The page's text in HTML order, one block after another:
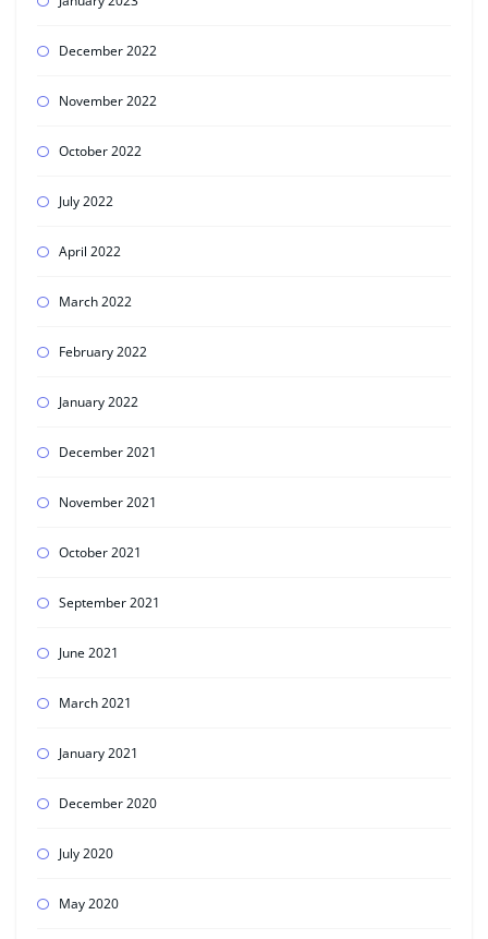
December 2022
November 2022
October 2022
July 2022
April 2022
March 2022
February 2022
January 2022
December 2021
November 2021
October 2021
September 2021
June 2021
March 2021
January 2021
December 2020
July 2020
May 2020